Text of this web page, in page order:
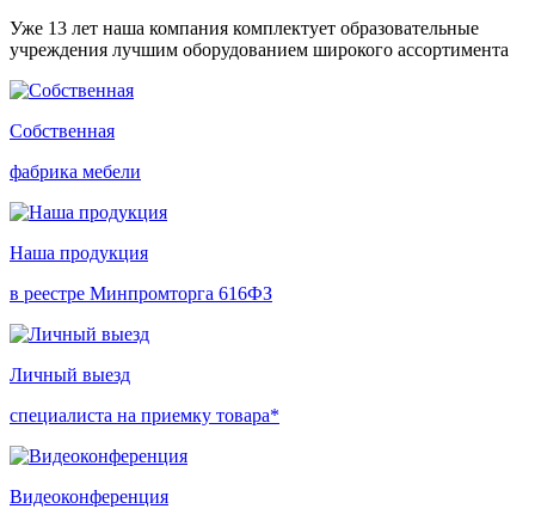
Уже 13 лет наша компания комплектует образовательные
учреждения лучшим оборудованием широкого ассортимента
Собственная
фабрика мебели
Наша продукция
в реестре Минпромторга 616ФЗ
Личный выезд
специалиста на приемку товара*
Видеоконференция